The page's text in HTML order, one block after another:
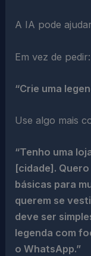
A IA pode
Em vez de pedir:
“Crie uma
Use algo mais
“Tenho uma
[cidade].
básicas para
querem se
deve ser
legenda com
o WhatsApp.”